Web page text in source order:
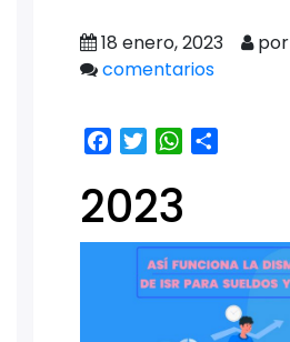
18 enero, 2023 por
comentarios
Facebook
TwitterWhatsApp
2023